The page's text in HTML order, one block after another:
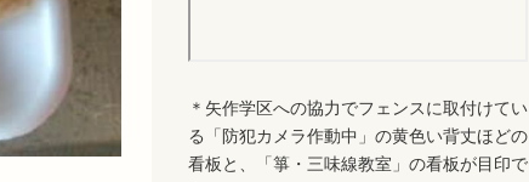
＊矢作学区への協力でフェンスに取付けてい
る「防犯カメラ作動中」の黄色い背丈ほどの
看板と、「箏・三味線教室」の看板が目印で